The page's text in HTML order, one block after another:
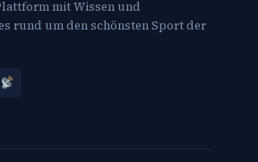
mit Wissen und
rund um den schönsten Sport der